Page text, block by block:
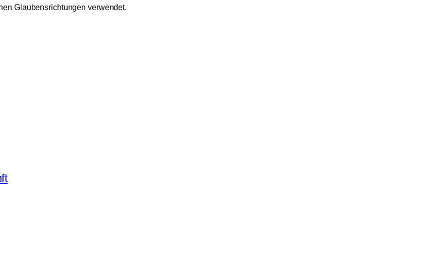
Glaubensrichtungen verwendet.